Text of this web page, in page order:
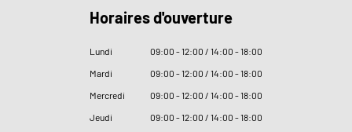
Horaires d'ouverture
Lundi 09:00 - 12:00 / 14:00 - 18:00
Mardi
09:00 - 12:00 / 14:00 - 18:00
Mercredi
09:00 - 12:00 / 14:00 - 18:00
Jeudi
09:00 - 12:00 / 14:00 - 18:00